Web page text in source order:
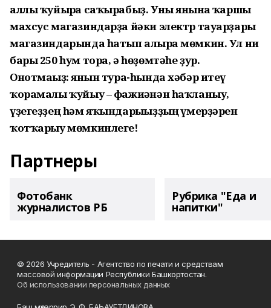
аллы ҡуйырға саҡырабыҙ. Уны янғынға ҡаршы
махсус магазиндарҙа йәки электр тауарҙары
магазиндарында һатып алырға мөмкин. Ул ни
бары 250 һум тора, ә һөҙөмтәһе ҙур.
Онотмағыҙ: янғын тура-һында хәбәр итеү
ҡорамалы ҡуйыу – фажиғәнән һаҡланыу,
үҙегеҙҙең һәм яҡындарығыҙҙың ғүмерҙәрен
ҡотҡарыу мөмкинлеге!
Партнеры
Фотобанк
журналистов РБ
Рубрика "Еда и
напитки"
© 2026 Учредитель - Агентство по печати и средствам
массовой информации Республики Башкортостан.
Об использовании персональных данных